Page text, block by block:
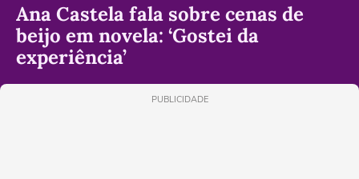
Ana Castela fala sobre cenas de
beijo em novela: ‘Gostei da
experiência’
PUBLICIDADE